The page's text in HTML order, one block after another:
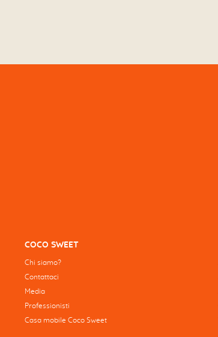
COCO SWEET
Chi siamo?
Contattaci
Media
Professionisti
Casa mobile Coco Sweet